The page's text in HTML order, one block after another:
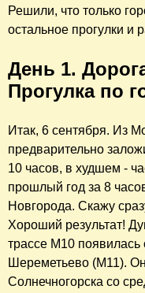
Решили, что только
остальное прогулки и
День 1.
Прогулка по
Итак, 6 сентября. Из
предварительно
10 часов, в худшем -
прошлый год за 8
Новгорода. Скажу
Хороший результат!
трассе М10 появилась
Шереметьево (М11).
Солнечногорска со